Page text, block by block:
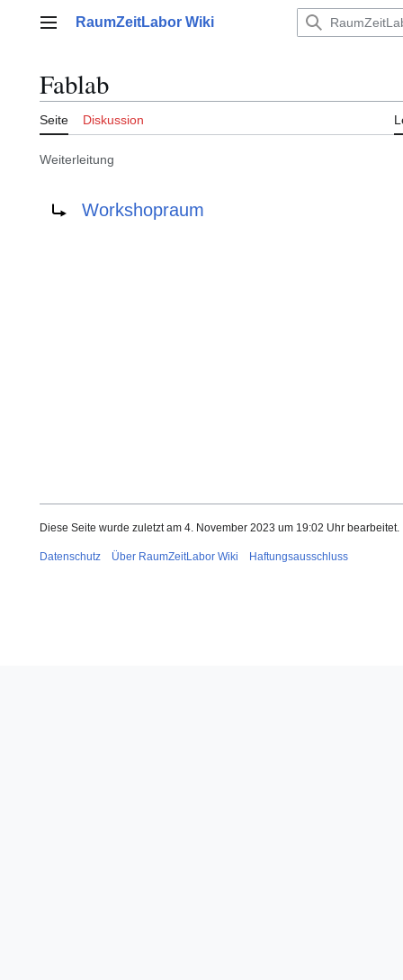
Hauptmenü
RaumZeitLabor Wiki
Fablab
Seite Diskussion
Weiterleitung
Workshopraum
Diese Seite wurde zuletzt am 4. November 2023 um 19:02 Uhr bearbeitet.
Datenschutz Über RaumZeitLabor Wiki Haftungsausschluss